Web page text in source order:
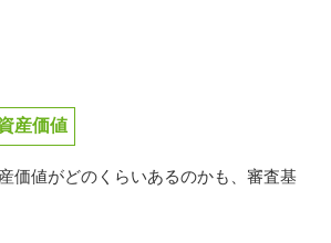
産価値
価値がどのくらいあるのかも、審査基